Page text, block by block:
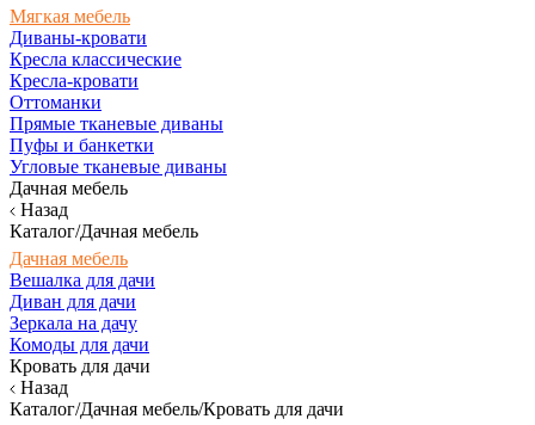
Мягкая мебель
Диваны-кровати
Кресла классические
Кресла-кровати
Оттоманки
Прямые тканевые диваны
Пуфы и банкетки
Угловые тканевые диваны
Дачная мебель
Назад
Каталог/Дачная мебель
Дачная мебель
Вешалка для дачи
Диван для дачи
Зеркала на дачу
Комоды для дачи
Кровать для дачи
Назад
Каталог/Дачная мебель/Кровать для дачи